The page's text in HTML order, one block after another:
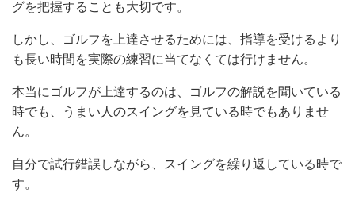
グを把握することも大切です。
しかし、ゴルフを上達させるためには、指導を受けるより
も長い時間を実際の練習に当てなくては行けません。
本当にゴルフが上達するのは、ゴルフの解説を聞いている
時でも、うまい人のスイングを見ている時でもありませ
ん。
自分で試行錯誤しながら、スイングを繰り返している時で
す。